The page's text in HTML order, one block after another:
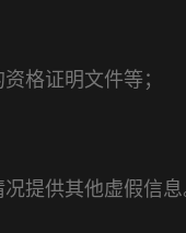
格证明文件等；
况提供其他虚假信息